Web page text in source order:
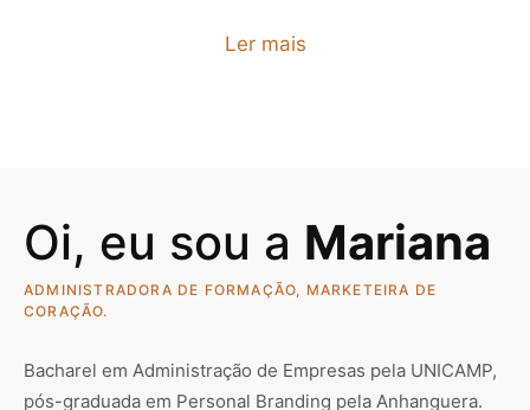
Ler mais
Oi, eu sou a Mariana
ADMINISTRADORA DE FORMAÇÃO, MARKETEIRA DE
CORAÇÃO.
Bacharel em Administração de Empresas pela UNICAMP,
pós-graduada em Personal Branding pela Anhanguera.